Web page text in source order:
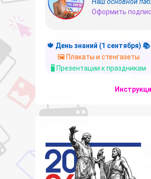
Оформить
🍁 День знаний (1 сентября) 📚
🖼️ Плакаты и стенгазеты
🖥️ Презентации к праздникам